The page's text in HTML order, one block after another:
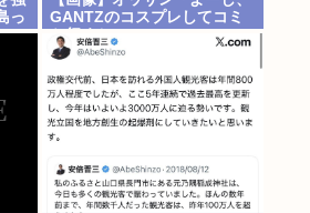
っ
GANTZのコスプレしてコミ
ケ行くかー」